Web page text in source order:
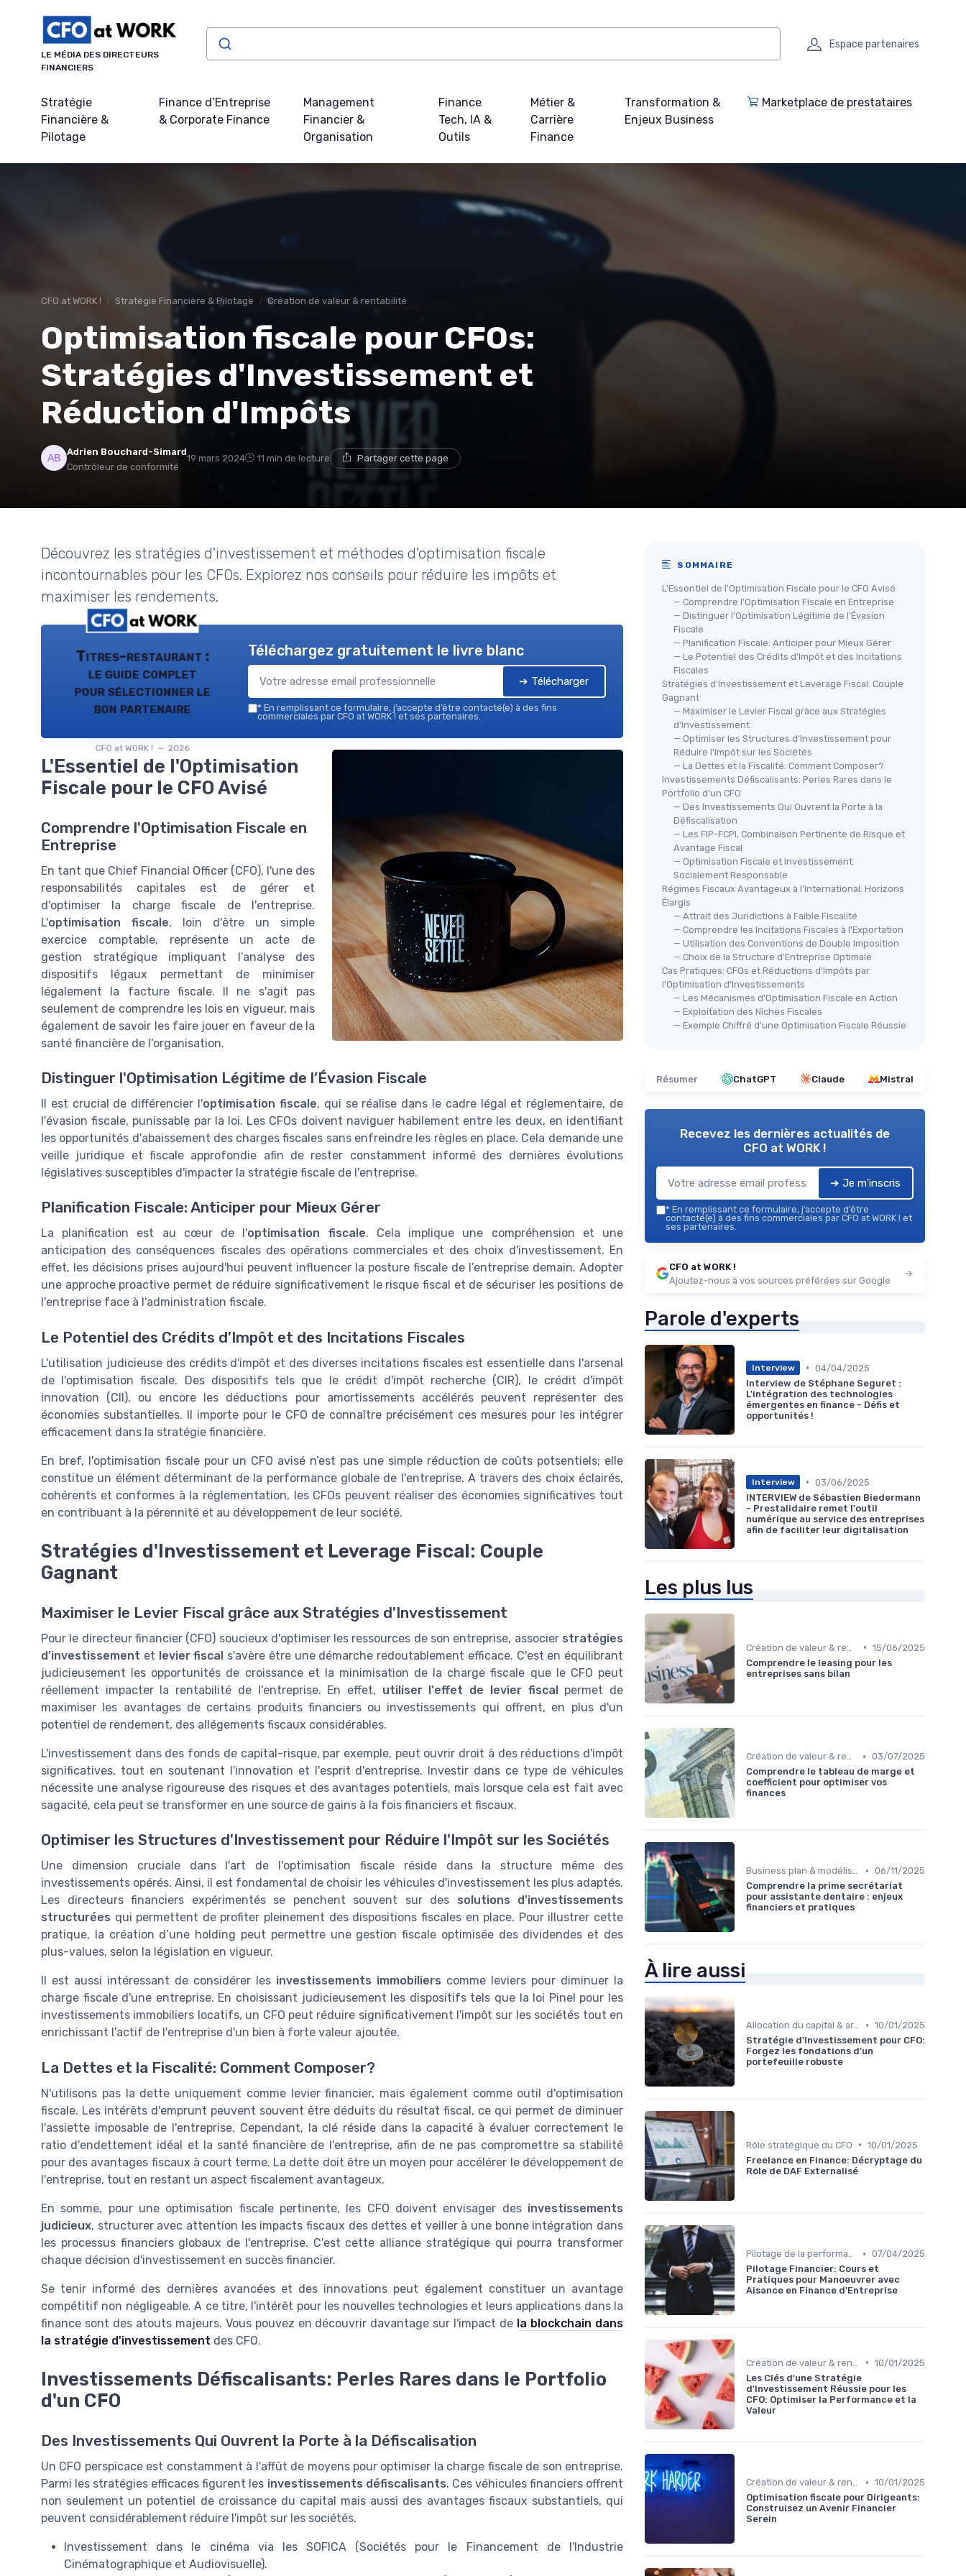
LE MÉDIA DES DIRECTEURS
FINANCIERS
Espace partenaires
Stratégie
Financière &
Pilotage
Finance d’Entreprise
& Corporate Finance
Management
Financier &
Organisation
Finance
Tech, IA &
Outils
Métier &
Carrière
Finance
Transformation &
Enjeux Business
Marketplace de prestataires
CFO at WORK ! Stratégie Financière & Pilotage Création de valeur & rentabilité
Optimisation fiscale pour CFOs:
Stratégies d'Investissement et
Réduction d'Impôts
Adrien Bouchard-Simard
Contrôleur de conformité
19 mars 2024 11 min de lecture Partager cette page
Découvrez les stratégies d'investissement et méthodes d'optimisation fiscale
incontournables pour les CFOs. Explorez nos conseils pour réduire les impôts et
maximiser les rendements.
Titres-restaurant :
le guide complet
pour sélectionner le
bon partenaire
CFO at WORK ! — 2026
Téléchargez gratuitement le livre blanc
➔ Télécharger
* En remplissant ce formulaire, j’accepte d’être contacté(e) à des fins
commerciales par CFO at WORK ! et ses partenaires.
L'Essentiel de l'Optimisation
Fiscale pour le CFO Avisé
Comprendre l'Optimisation Fiscale en
Entreprise
En tant que Chief Financial Officer (CFO), l'une des
responsabilités capitales est de gérer et
d'optimiser la charge fiscale de l'entreprise.
L'optimisation fiscale, loin d'être un simple
exercice comptable, représente un acte de
gestion stratégique impliquant l’analyse des
dispositifs légaux permettant de minimiser
légalement la facture fiscale. Il ne s'agit pas
seulement de comprendre les lois en vigueur, mais
également de savoir les faire jouer en faveur de la
santé financière de l'organisation.
Distinguer l'Optimisation Légitime de l’Évasion Fiscale
Il est crucial de différencier l'optimisation fiscale, qui se réalise dans le cadre légal et réglementaire, de
l'évasion fiscale, punissable par la loi. Les CFOs doivent naviguer habilement entre les deux, en identifiant
les opportunités d'abaissement des charges fiscales sans enfreindre les règles en place. Cela demande une
veille juridique et fiscale approfondie afin de rester constamment informé des dernières évolutions
législatives susceptibles d'impacter la stratégie fiscale de l'entreprise.
Planification Fiscale: Anticiper pour Mieux Gérer
La planification est au cœur de l'optimisation fiscale. Cela implique une compréhension et une
anticipation des conséquences fiscales des opérations commerciales et des choix d'investissement. En
effet, les décisions prises aujourd'hui peuvent influencer la posture fiscale de l’entreprise demain. Adopter
une approche proactive permet de réduire significativement le risque fiscal et de sécuriser les positions de
l'entreprise face à l'administration fiscale.
Le Potentiel des Crédits d'Impôt et des Incitations Fiscales
L'utilisation judicieuse des crédits d'impôt et des diverses incitations fiscales est essentielle dans l'arsenal
de l'optimisation fiscale. Des dispositifs tels que le crédit d'impôt recherche (CIR), le crédit d'impôt
innovation (CII), ou encore les déductions pour amortissements accélérés peuvent représenter des
économies substantielles. Il importe pour le CFO de connaître précisément ces mesures pour les intégrer
efficacement dans la stratégie financière.
En bref, l'optimisation fiscale pour un CFO avisé n’est pas une simple réduction de coûts potsentiels; elle
constitue un élément déterminant de la performance globale de l'entreprise. A travers des choix éclairés,
cohérents et conformes à la réglementation, les CFOs peuvent réaliser des économies significatives tout
en contribuant à la pérennité et au développement de leur société.
Stratégies d'Investissement et Leverage Fiscal: Couple
Gagnant
Maximiser le Levier Fiscal grâce aux Stratégies d'Investissement
Pour le directeur financier (CFO) soucieux d'optimiser les ressources de son entreprise, associer stratégies
d'investissement et levier fiscal s'avère être une démarche redoutablement efficace. C'est en équilibrant
judicieusement les opportunités de croissance et la minimisation de la charge fiscale que le CFO peut
réellement impacter la rentabilité de l'entreprise. En effet, utiliser l'effet de levier fiscalpermet de
maximiser les avantages de certains produits financiers ou investissements qui offrent, en plus d'un
potentiel de rendement, des allégements fiscaux considérables.
L'investissement dans des fonds de capital-risque, par exemple, peut ouvrir droit à des réductions d'impôt
significatives, tout en soutenant l'innovation et l'esprit d'entreprise. Investir dans ce type de véhicules
nécessite une analyse rigoureuse des risques et des avantages potentiels, mais lorsque cela est fait avec
sagacité, cela peut se transformer en une source de gains à la fois financiers et fiscaux.
Optimiser les Structures d'Investissement pour Réduire l'Impôt sur les Sociétés
Une dimension cruciale dans l'art de l'optimisation fiscale réside dans la structure même des
investissements opérés. Ainsi, il est fondamental de choisir les véhicules d'investissement les plus adaptés.
Les directeurs financiers expérimentés se penchent souvent sur des solutions d'investissements
structurées qui permettent de profiter pleinement des dispositions fiscales en place. Pour illustrer cette
pratique, la création d’une holding peut permettre une gestion fiscale optimisée des dividendes et des
plus-values, selon la législation en vigueur.
Il est aussi intéressant de considérer les investissements immobiliers comme leviers pour diminuer la
charge fiscale d'une entreprise. En choisissant judicieusement les dispositifs tels que la loi Pinel pour les
investissements immobiliers locatifs, un CFO peut réduire significativement l'impôt sur les sociétés tout en
enrichissant l'actif de l'entreprise d'un bien à forte valeur ajoutée.
La Dettes et la Fiscalité: Comment Composer?
N'utilisons pas la dette uniquement comme levier financier, mais également comme outil d'optimisation
fiscale. Les intérêts d'emprunt peuvent souvent être déduits du résultat fiscal, ce qui permet de diminuer
l'assiette imposable de l'entreprise. Cependant, la clé réside dans la capacité à évaluer correctement le
ratio d'endettement idéal et la santé financière de l'entreprise, afin de ne pas compromettre sa stabilité
pour des avantages fiscaux à court terme. La dette doit être un moyen pour accélérer le développement de
l'entreprise, tout en restant un aspect fiscalement avantageux.
En somme, pour une optimisation fiscale pertinente, les CFO doivent envisager des investissements
judicieux, structurer avec attention les impacts fiscaux des dettes et veiller à une bonne intégration dans
les processus financiers globaux de l'entreprise. C'est cette alliance stratégique qui pourra transformer
chaque décision d'investissement en succès financier.
Se tenir informé des dernières avancées et des innovations peut également constituer un avantage
compétitif non négligeable. A ce titre, l'intérêt pour les nouvelles technologies et leurs applications dans la
finance sont des atouts majeurs. Vous pouvez en découvrir davantage sur l'impact de la blockchain dans
la stratégie d'investissement des CFO.
Investissements Défiscalisants: Perles Rares dans le Portfolio
d'un CFO
Des Investissements Qui Ouvrent la Porte à la Défiscalisation
Un CFO perspicace est constamment à l'affût de moyens pour optimiser la charge fiscale de son entreprise.
Parmi les stratégies efficaces figurent les investissements défiscalisants. Ces véhicules financiers offrent
non seulement un potentiel de croissance du capital mais aussi des avantages fiscaux substantiels, qui
peuvent considérablement réduire l'impôt sur les sociétés.
Investissement dans le cinéma via les SOFICA (Sociétés pour le Financement de l'Industrie
Cinématographique et Audiovisuelle).
SOMMAIRE
L'Essentiel de l'Optimisation Fiscale pour le CFO Avisé
— Comprendre l'Optimisation Fiscale en Entreprise
— Distinguer l'Optimisation Légitime de l’Évasion
Fiscale
— Planification Fiscale: Anticiper pour Mieux Gérer
— Le Potentiel des Crédits d'Impôt et des Incitations
Fiscales
Stratégies d'Investissement et Leverage Fiscal: Couple
Gagnant
— Maximiser le Levier Fiscal grâce aux Stratégies
d'Investissement
— Optimiser les Structures d'Investissement pour
Réduire l'Impôt sur les Sociétés
— La Dettes et la Fiscalité: Comment Composer?
Investissements Défiscalisants: Perles Rares dans le
Portfolio d'un CFO
— Des Investissements Qui Ouvrent la Porte à la
Défiscalisation
— Les FIP-FCPI, Combinaison Pertinente de Risque et
Avantage Fiscal
— Optimisation Fiscale et Investissement
Socialement Responsable
Régimes Fiscaux Avantageux à l'International: Horizons
Élargis
— Attrait des Juridictions à Faible Fiscalité
— Comprendre les Incitations Fiscales à l'Exportation
— Utilisation des Conventions de Double Imposition
— Choix de la Structure d'Entreprise Optimale
Cas Pratiques: CFOs et Réductions d'Impôts par
l'Optimisation d'Investissements
— Les Mécanismes d'Optimisation Fiscale en Action
— Exploitation des Niches Fiscales
— Exemple Chiffré d'une Optimisation Fiscale Réussie
Résumer ChatGPT Claude Mistral
Recevez les dernières actualités de
CFO at WORK !
➔ Je m'inscris
* En remplissant ce formulaire, j’accepte d’être
contacté(e) à des fins commerciales par CFO at WORK ! et
ses partenaires.
CFO at WORK !
Ajoutez-nous à vos sources préférées sur Google
Parole d'experts
Interview • 04/04/2025
Interview de Stéphane Seguret :
L'intégration des technologies
émergentes en finance - Défis et
opportunités !
Interview • 03/06/2025
INTERVIEW de Sébastien Biedermann
- Prestalidaire remet l'outil
numérique au service des entreprises
afin de faciliter leur digitalisation
Les plus lus
• 15/06/2025
Comprendre le leasing pour les
entreprises sans bilan
Création de valeur & rentabilité • 03/07/2025
Comprendre le tableau de marge et
coefficient pour optimiser vos
finances
Business plan & modélisation financière • 06/11/2025
Comprendre la prime secrétariat
pour assistante dentaire : enjeux
financiers et pratiques
À lire aussi
Allocation du capital & arbitrages • 10/01/2025
Stratégie d'Investissement pour CFO:
Forgez les fondations d’un
portefeuille robuste
Rôle stratégique du CFO • 10/01/2025
Freelance en Finance: Décryptage du
Rôle de DAF Externalisé
Pilotage de la performance financière • 07/04/2025
Pilotage Financier: Cours et
Pratiques pour Manoeuvrer avec
Aisance en Finance d'Entreprise
• 10/01/2025
Les Clés d'une Stratégie
d'Investissement Réussie pour les
CFO: Optimiser la Performance et la
Valeur
Création de valeur & rentabilité • 10/01/2025
Optimisation fiscale pour Dirigeants:
Construisez un Avenir Financier
Serein